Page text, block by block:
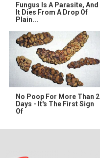
Fungus Is A Parasite, And
It Dies From A Drop Of
Plain...
No Poop For More Than 2
Days - It's The First Sign
Of